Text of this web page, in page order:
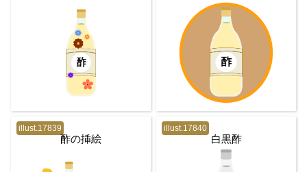
illust.17839
酢の挿絵
illust.17840
白黒酢